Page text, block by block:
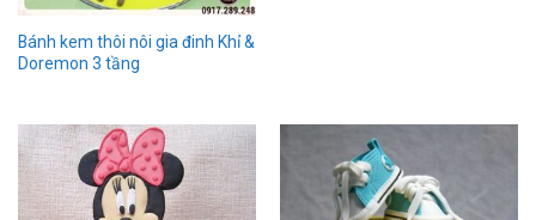
Bánh kem thôi nôi gia đinh Khỉ &
Doremon 3 tầng